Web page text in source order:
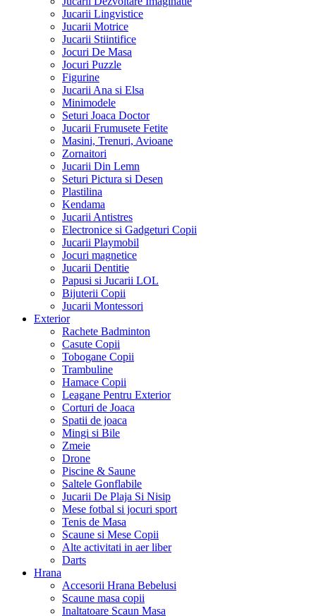
Jucarii Lingvistice
Jucarii Motrice
Jucarii Stiintifice
Jocuri De Masa
Jocuri Puzzle
Figurine
Jucarii Ana si Elsa
Minimodele
Seturi Joaca Doctor
Jucarii Frumusete Fetite
Masini, Trenuri, Avioane
Zornaitori
Jucarii Din Lemn
Seturi Pictura si Desen
Plastilina
Kendama
Jucarii Antistres
Electronice si Gadgeturi Copii
Jucarii Playmobil
Jocuri magnetice
Jucarii Dentitie
Papusi si Jucarii LOL
Bijuterii Copii
Jucarii Montessori
Exterior
Rachete Badminton
Casute Copii
Tobogane Copii
Trambuline
Hamace Copii
Leagane Pentru Exterior
Corturi de Joaca
Spatii de joaca
Mingi si Bile
Zmeie
Drone
Piscine & Saune
Saltele Gonflabile
Jucarii De Plaja Si Nisip
Mese fotbal si jocuri sport
Tenis de Masa
Scaune si Mese Copii
Alte activitati in aer liber
Darts
Hrana
Accesorii Hrana Bebelusi
Scaune masa copii
Inaltatoare Scaun Masa